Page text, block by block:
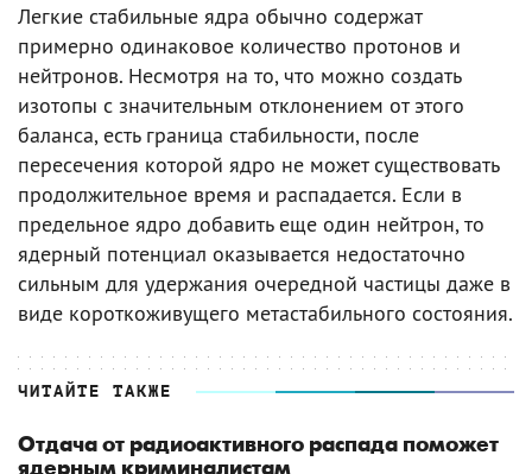
Легкие стабильные ядра обычно содержат
примерно одинаковое количество протонов и
нейтронов. Несмотря на то, что можно создать
изотопы с значительным отклонением от этого
баланса, есть граница стабильности, после
пересечения которой ядро не может существовать
продолжительное время и распадается. Если в
предельное ядро добавить еще один нейтрон, то
ядерный потенциал оказывается недостаточно
сильным для удержания очередной частицы даже в
виде короткоживущего метастабильного состояния.
ЧИТАЙТЕ ТАКЖЕ
Отдача от радиоактивного распада поможет
ядерным криминалистам